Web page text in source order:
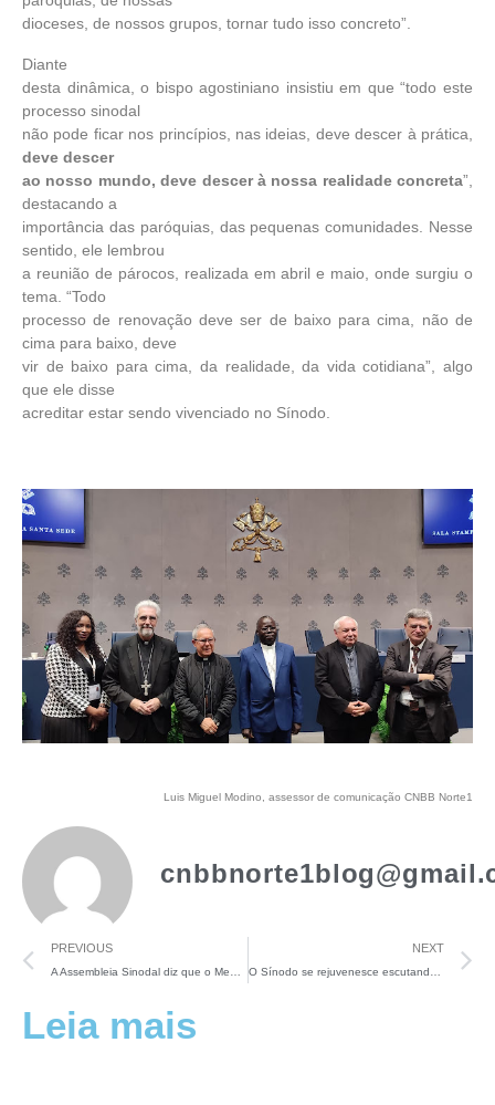
Leia mais
dioceses, de nossos grupos, tornar tudo isso concreto”.
Diante
desta dinâmica, o bispo agostiniano insistiu em que “todo este
processo sinodal
não pode ficar nos princípios, nas ideias, deve descer à prática,
deve descer
ao nosso mundo, deve descer à nossa realidade concreta”,
destacando a
importância das paróquias, das pequenas comunidades. Nesse
sentido, ele lembrou
a reunião de párocos, realizada em abril e maio, onde surgiu o
tema. “Todo
processo de renovação deve ser de baixo para cima, não de
cima para baixo, deve
vir de baixo para cima, da realidade, da vida cotidiana”, algo
que ele disse
acreditar estar sendo vivenciado no Sínodo.
Luis Miguel Modino, assessor de comunicação CNBB Norte1
PREVIOUS NEXT